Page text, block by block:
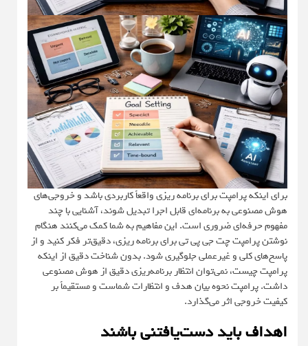
برای اینکه پرامپت برای برنامه ریزی واقعاً کاربردی باشد و خروجی‌های
هوش مصنوعی به برنامه‌ای قابل اجرا تبدیل شوند، آشنایی با چند
مفهوم حرفه‌ای ضروری است. این مفاهیم به شما کمک می‌کنند هنگام
نوشتن پرامپت چت جی پی تی برای برنامه ریزی، دقیق‌تر فکر کنید و از
پاسخ‌های کلی و غیرعملی جلوگیری شود. بدون شناخت دقیق از اینکه
پرامپت چیست، نمی‌توان انتظار برنامه‌ریزی دقیق از هوش مصنوعی
داشت. پرامپت نحوه بیان هدف و انتظارات شماست و مستقیماً بر
کیفیت خروجی اثر می‌گذارد.
اهداف باید دست‌یافتنی باشند